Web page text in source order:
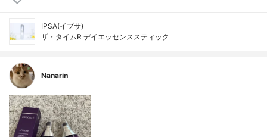
IPSA(イプサ)
ザ・タイムR デイエッセンススティック
Nanarin